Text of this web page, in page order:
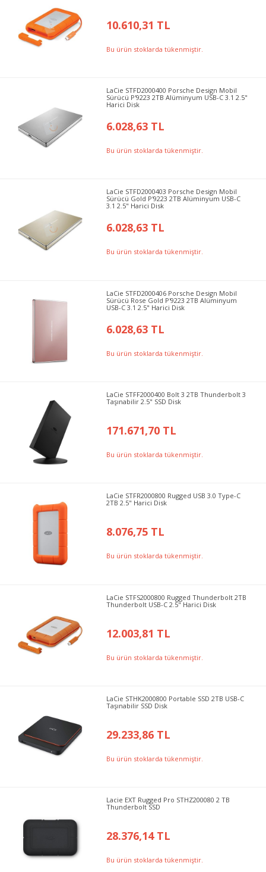
10.610,31 TL
Bu ürün stoklarda tükenmiştir.
LaCie STFD2000400 Porsche Design Mobil
Sürücü P'9223 2TB Alüminyum USB-C 3.1 2.5"
Harici Disk
6.028,63 TL
Bu ürün stoklarda tükenmiştir.
LaCie STFD2000403 Porsche Design Mobil
Sürücü Gold P'9223 2TB Alüminyum USB-C
3.1 2.5" Harici Disk
6.028,63 TL
Bu ürün stoklarda tükenmiştir.
LaCie STFD2000406 Porsche Design Mobil
Sürücü Rose Gold P'9223 2TB Alüminyum
USB-C 3.1 2.5" Harici Disk
6.028,63 TL
Bu ürün stoklarda tükenmiştir.
LaCie STFF2000400 Bolt 3 2TB Thunderbolt 3
Taşınabilir 2.5" SSD Disk
171.671,70 TL
Bu ürün stoklarda tükenmiştir.
LaCie STFR2000800 Rugged USB 3.0 Type-C
2TB 2.5" Harici Disk
8.076,75 TL
Bu ürün stoklarda tükenmiştir.
LaCie STFS2000800 Rugged Thunderbolt 2TB
Thunderbolt USB-C 2.5" Harici Disk
12.003,81 TL
Bu ürün stoklarda tükenmiştir.
LaCie STHK2000800 Portable SSD 2TB USB-C
Taşınabilir SSD Disk
29.233,86 TL
Bu ürün stoklarda tükenmiştir.
Lacie EXT Rugged Pro STHZ200080 2 TB
Thunderbolt SSD
28.376,14 TL
Bu ürün stoklarda tükenmiştir.